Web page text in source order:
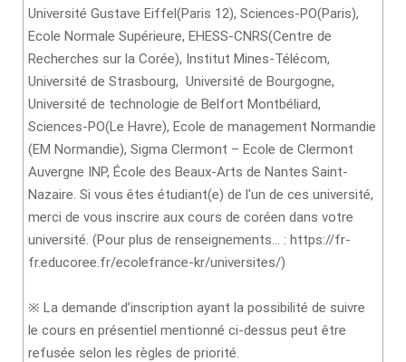
Université Gustave Eiffel(Paris 12), Sciences-PO(Paris),
Ecole Normale Supérieure, EHESS-CNRS(Centre de
Recherches sur la Corée), Institut Mines-Télécom,
Université de Strasbourg, Université de Bourgogne,
Université de technologie de Belfort Montbéliard,
Sciences-PO(Le Havre), Ecole de management Normandie
(EM Normandie), Sigma Clermont – Ecole de Clermont
Auvergne INP, École des Beaux-Arts de Nantes Saint-
Nazaire. Si vous êtes étudiant(e) de l'un de ces université,
merci de vous inscrire aux cours de coréen dans votre
université. (Pour plus de renseignements... : https://fr-
fr.educoree.fr/ecolefrance-kr/universites/)
※ La demande d’inscription ayant la possibilité de suivre
le cours en présentiel mentionné ci-dessus peut être
refusée selon les règles de priorité.